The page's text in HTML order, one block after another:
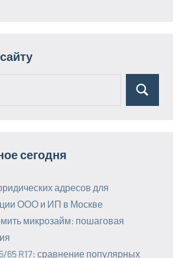
Поиск
сегодня
адресов для
ООО и ИП в Москве
микрозайм: пошаговая
65 R17: сравнение популярных